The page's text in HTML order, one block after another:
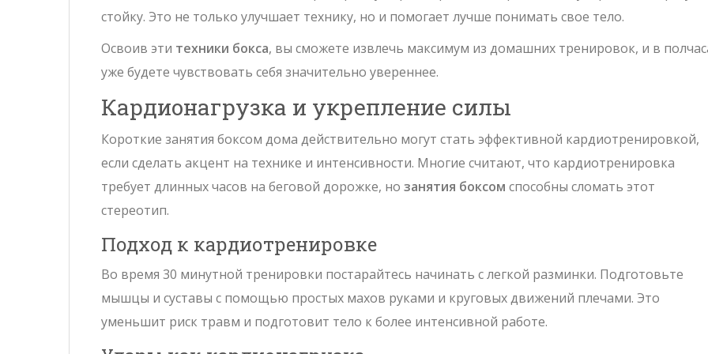
стойку. Это не только улучшает технику, но и помогает лучше понимать свое тело.
Освоив эти техники бокса, вы сможете извлечь максимум из домашних тренировок, и в
уже будете чувствовать себя значительно увереннее.
Кардионагрузка и укрепление силы
Короткие занятия боксом дома действительно могут стать эффективной кардиотренировкой,
если сделать акцент на технике и интенсивности. Многие считают, что кардиотренировка
требует длинных часов на беговой дорожке, но занятия боксом способны сломать этот
стереотип.
Подход к кардиотренировке
Во время 30 минутной тренировки постарайтесь начинать с легкой разминки. Подготовьте
мышцы и суставы с помощью простых махов руками и круговых движений плечами. Это
уменьшит риск травм и подготовит тело к более интенсивной работе.